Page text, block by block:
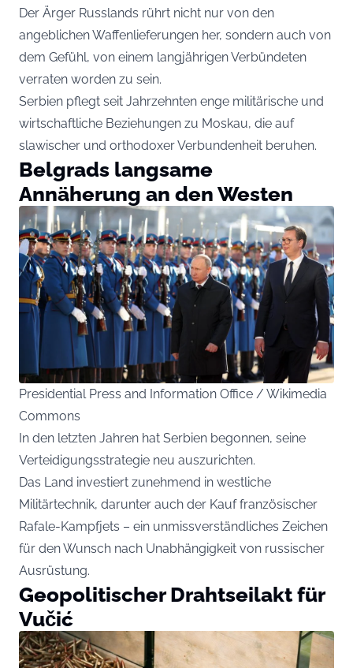
Der Ärger Russlands rührt nicht nur von den
angeblichen Waffenlieferungen her, sondern auch von
dem Gefühl, von einem langjährigen Verbündeten
verraten worden zu sein.
Serbien pflegt seit Jahrzehnten enge militärische und
wirtschaftliche Beziehungen zu Moskau, die auf
slawischer und orthodoxer Verbundenheit beruhen.
Belgrads langsame
Annäherung an den Westen
Presidential Press and Information Office / Wikimedia
Commons
In den letzten Jahren hat Serbien begonnen, seine
Verteidigungsstrategie neu auszurichten.
Das Land investiert zunehmend in westliche
Militärtechnik, darunter auch der Kauf französischer
Rafale-Kampfjets – ein unmissverständliches Zeichen
für den Wunsch nach Unabhängigkeit von russischer
Ausrüstung.
Geopolitischer Drahtseilakt für
Vučić